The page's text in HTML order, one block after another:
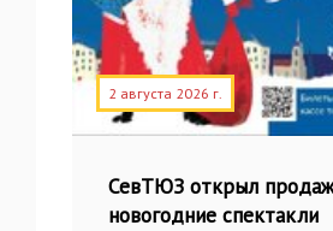
2 августа 2026 г.
СевТЮЗ открыл
новогодние спектакли